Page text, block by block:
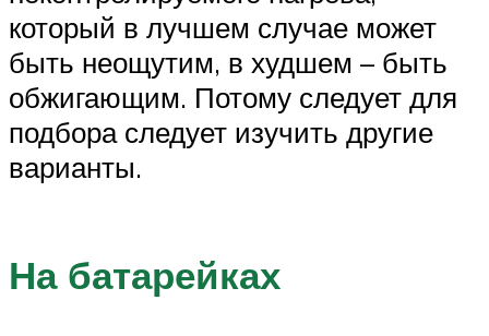
который в лучшем случае может
быть неощутим, в худшем – быть
обжигающим. Потому следует для
подбора следует изучить другие
варианты.
На батарейках